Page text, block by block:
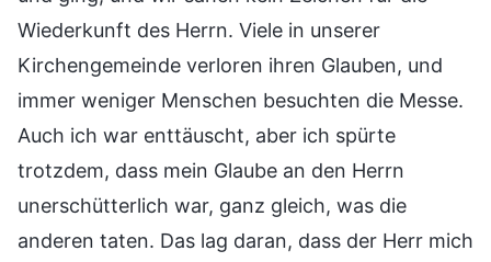
Wiederkunft des Herrn. Viele in unserer
Kirchengemeinde verloren ihren Glauben, und
immer weniger Menschen besuchten die Messe.
Auch ich war enttäuscht, aber ich spürte
trotzdem, dass mein Glaube an den Herrn
unerschütterlich war, ganz gleich, was die
anderen taten. Das lag daran, dass der Herr mich